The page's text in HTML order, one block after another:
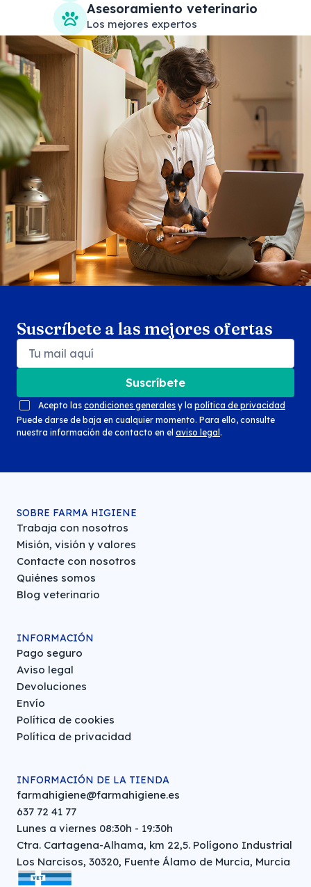
Asesoramiento veterinario
Los mejores expertos
Suscríbete a las mejores ofertas
Suscríbete
Acepto las condiciones generales y la política de privacidad
Puede darse de baja en cualquier momento. Para ello, consulte
nuestra información de contacto en el aviso legal .
Search products
SOBRE FARMA HIGIENE
Trabaja con nosotros
Misión, visión y valores
Contacte con nosotros
Quiénes somos
Blog veterinario
INFORMACIÓN
Pago seguro
Aviso legal
Devoluciones
Envío
Política de cookies
Política de privacidad
INFORMACIÓN DE LA TIENDA
farmahigiene@farmahigiene.es
637 72 41 77
Lunes a viernes 08:30h - 19:30h
Ctra. Cartagena-Alhama, km 22,5. Polígono Industrial
Los Narcisos, 30320, Fuente Álamo de Murcia, Murcia